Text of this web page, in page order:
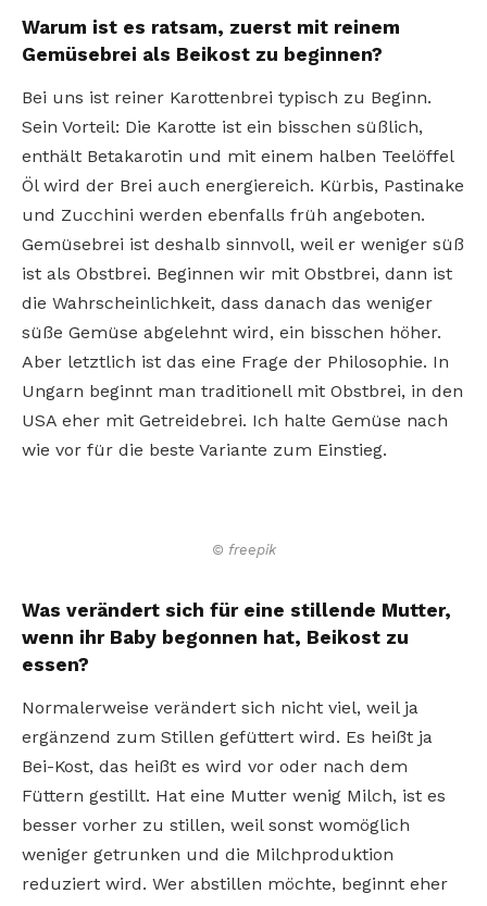
Warum ist es ratsam, zuerst mit reinem
Gemüsebrei als Beikost zu beginnen?
Bei uns ist reiner Karottenbrei typisch zu Beginn.
Sein Vorteil: Die Karotte ist ein bisschen süßlich,
enthält Betakarotin und mit einem halben Teelöffel
Öl wird der Brei auch energiereich. Kürbis, Pastinake
und Zucchini werden ebenfalls früh angeboten.
Gemüsebrei ist deshalb sinnvoll, weil er weniger süß
ist als Obstbrei. Beginnen wir mit Obstbrei, dann ist
die Wahrscheinlichkeit, dass danach das weniger
süße Gemüse abgelehnt wird, ein bisschen höher.
Aber letztlich ist das eine Frage der Philosophie. In
Ungarn beginnt man traditionell mit Obstbrei, in den
USA eher mit Getreidebrei. Ich halte Gemüse nach
wie vor für die beste Variante zum Einstieg.
© freepik
Was verändert sich für eine stillende Mutter,
wenn ihr Baby begonnen hat, Beikost zu
essen?
Normalerweise verändert sich nicht viel, weil ja
ergänzend zum Stillen gefüttert wird. Es heißt ja
Bei-Kost, das heißt es wird vor oder nach dem
Füttern gestillt. Hat eine Mutter wenig Milch, ist es
besser vorher zu stillen, weil sonst womöglich
weniger getrunken und die Milchproduktion
reduziert wird. Wer abstillen möchte, beginnt eher